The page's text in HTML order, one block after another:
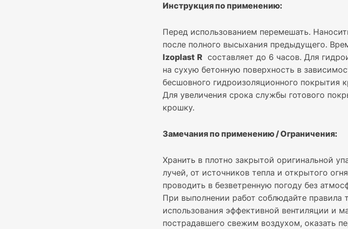
Инструкция по применению:
Перед использованием перемешать.
после полного высыхания предыдущего.
Izoplast R составляет до 6 часов. Для
на сухую бетонную поверхность в
бесшовного гидроизоляционного покрытия
Для увеличения срока службы готового
крошку.
Замечания по применению / Ограничения:
Хранить в плотно закрытой оригинальной
лучей, от источников тепла и открытого
проводить в безветренную погоду без
При выполнении работ соблюдайте правила
использования эффективной вентиляции и
пострадавшего свежим воздухом, оказать